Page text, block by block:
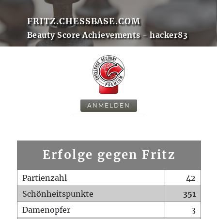
FRITZ.CHESSBASE.COM
Beauty Score Achievements - hacker83
ANMELDEN
Erfolge gegen Fritz
Partienzahl
42
Schönheitspunkte
351
Damenopfer
3